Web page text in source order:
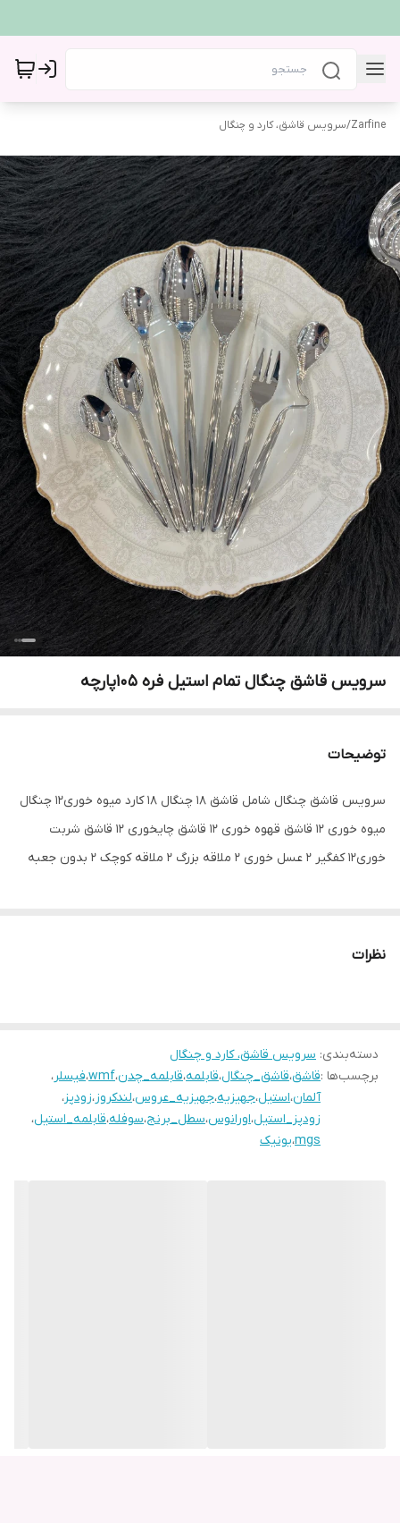
Zarfine
/سرویس قاشق، کارد و چنگال
سرویس قاشق چنگال تمام استیل فره 105پارچه
توضیحات
سرویس قاشق چنگال شامل قاشق 18 چنگال 18 کارد میوه خوری12 چنگال
میوه خوری 12 قاشق قهوه خوری 12 قاشق چایخوری 12 قاشق شربت
خوری12 کفگیر 2 عسل خوری 2 ملاقه بزرگ 2 ملاقه کوچک 2 بدون جعبه
نظرات
دسته‌بندی: سرویس قاشق، کارد و چنگال
برچسب‌ها :قاشق،قاشق_چنگال،قابلمه،قابلمه_چدن،wmf،فیسلر،
آلمان،استیل،جهیزیه،جهیزیه_عروس،لندکروز،زودپز،
زودپز_استیل،اورانوس،سطل_برنج،سوفله،قابلمه_استیل،
mgs،یونیک